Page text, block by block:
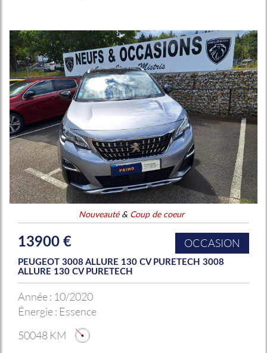
Nouveauté& Coup de coeur
13900 € OCCASION
PEUGEOT 3008 ALLURE 130 CV PURETECH 3008
ALLURE 130 CV PURETECH
Année : 10/2020
Énergie : Essence
50048 KM